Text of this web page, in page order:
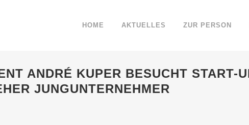
HOME AKTUELLES ZUR PERSON
ANDRÉ KUPER BESUCHT START-
JUNGUNTERNEHMER